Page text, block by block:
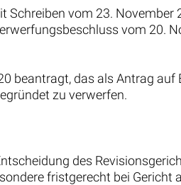
Schreiben vom 23. November
vom 20.
beantragt, das als Antrag auf
zu verwerfen.
des
fristgerecht bei Gericht